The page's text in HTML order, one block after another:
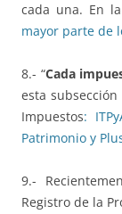
cada una. En
mayor parte de
8.- “Cada
esta
Impuestos:
Patrimonio y
9.-
Registro de la